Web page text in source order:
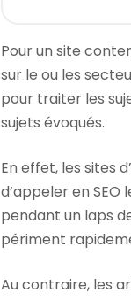
Pour un site
sur le ou les
pour traiter les
sujets évoqués.
En effet, les sites
d’appeler en
pendant un laps
périment
Au contraire, les